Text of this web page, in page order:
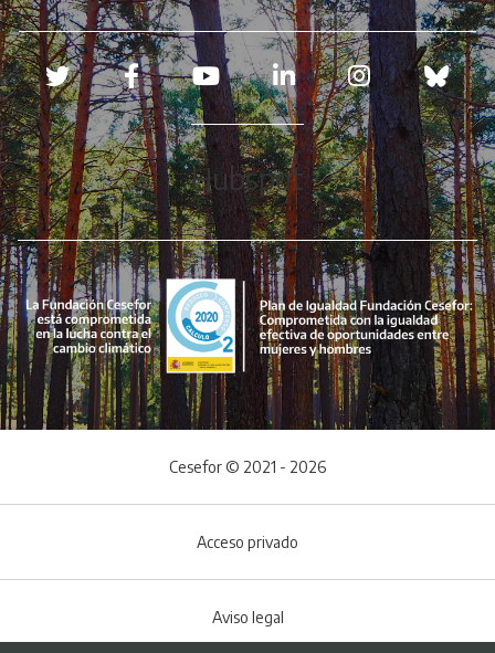
Redes sociales
Hubspot
Cesefor © 2021 - 2026
Acceso privado
Aviso legal